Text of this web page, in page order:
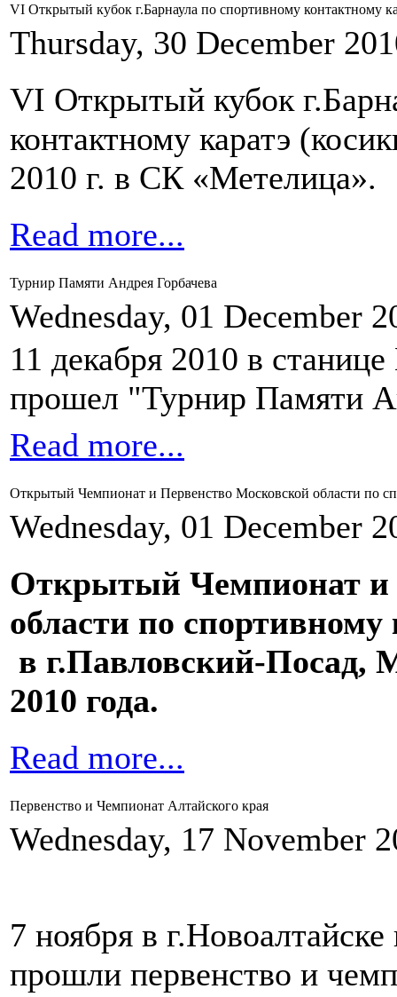
VI Открытый кубок г.Барнаула по спортивному контактному
Thursday, 30 December
VI Открытый кубок
контактному каратэ
2010 г. в СК «Метелица».
Read more...
Турнир Памяти Андрея Горбачева
Wednesday, 01 December
11 декабря 2010 в
прошел "Турнир Памяти
Read more...
Открытый Чемпионат и Первенство Московской области по
Wednesday, 01 December
Открытый Чемпионат и
области по
в г.Павловский-Посад,
2010 года.
Read more...
Первенство и Чемпионат Алтайского края
Wednesday, 17 November
7 ноября в
прошли первенство и